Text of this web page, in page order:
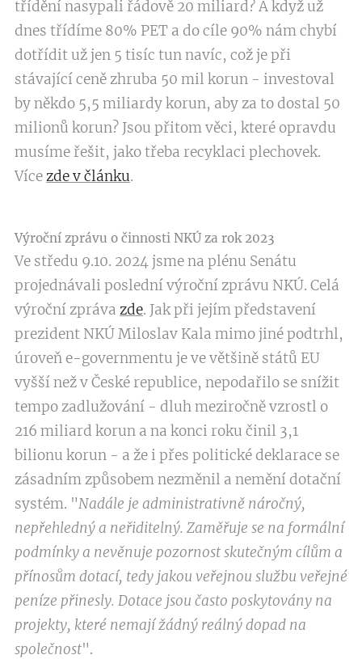
třídění nasypali řádově 20 miliard? A když už
dnes třídíme 80% PET a do cíle 90% nám chybí
dotřídit už jen 5 tisíc tun navíc, což je při
stávající ceně zhruba 50 mil korun - investoval
by někdo 5,5 miliardy korun, aby za to dostal 50
milionů korun? Jsou přitom věci, které opravdu
musíme řešit, jako třeba recyklaci plechovek.
Vícezde v článku.
Výroční zprávu o činnosti NKÚ za rok 2023
Ve středu 9.10. 2024 jsme na plénu Senátu
projednávali poslední výroční zprávu NKÚ. Celá
výroční zpráva zde. Jak při jejím představení
prezident NKÚ Miloslav Kala mimo jiné podtrhl,
úroveň e-governmentu je ve většině států EU
vyšší než v České republice, nepodařilo se snížit
tempo zadlužování - dluh meziročně vzrostl o
216 miliard korun a na konci roku činil 3,1
bilionu korun - a že i přes politické deklarace se
zásadním způsobem nezměnil a nemění dotační
systém. "Nadále je administrativně náročný,
nepřehledný a neřiditelný. Zaměřuje se na formální
podmínky a nevěnuje pozornost skutečným cílům a
přínosům dotací, tedy jakou veřejnou službu veřejné
peníze přinesly. Dotace jsou často poskytovány na
projekty, které nemají žádný reálný dopad na
společnost".